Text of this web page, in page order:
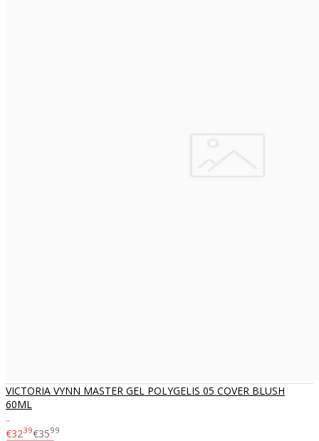
VICTORIA VYNN MASTER GEL POLYGELIS 05 COVER BLUSH
60ML
..
€3239€3599